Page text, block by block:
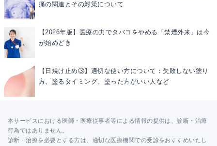
痛の関連とその対策について
【2026年版】医療の力でタバコをやめる「禁煙外来」は今
が始めどき
【日焼け止め③】適切な使い方について：失敗しない塗り
方、塗るタイミング、塗った方がいい人など
本サービスにおける医師・医療従事者等による情報の提供は、診断・治療
行為ではありません。
診断・治療を必要とする方は、適切な医療機関での受診をおすすめいたし